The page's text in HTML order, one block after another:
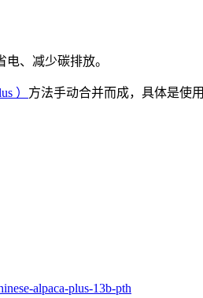
、减少碳排放。
） 方法手动合并而成，具体是使用
alpaca-plus-13b-pth